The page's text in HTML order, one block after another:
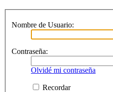
Nombre de Usuario:
Contraseña:
Olvidé mi contraseña
Recordar